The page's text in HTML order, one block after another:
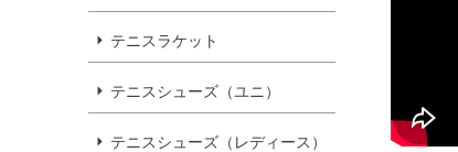
テニスラケット
テニスシューズ（ユニ）
テニスシューズ（レディース）